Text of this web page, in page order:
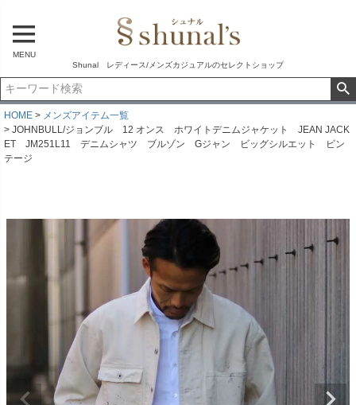
MENU
Shunal レディース/メンズカジュアルのセレクトショップ
HOME
メンズアイテム一覧
JOHNBULL/ジョンブル 12 オンス ホワイトデニムジャケット JEAN JACK
ET JM251L11 デニムシャツ ブルゾン Gジャン ビッグシルエット ビン
テージ